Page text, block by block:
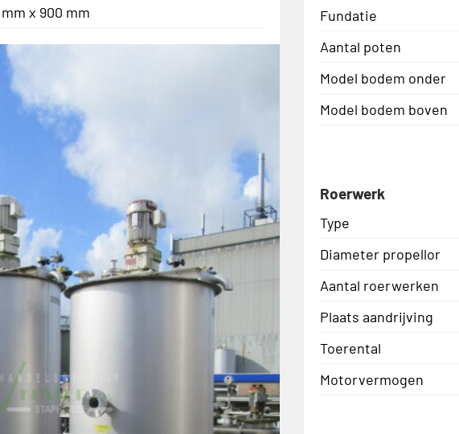
x 900 mm
Fundatie
Aantal poten
Model bodem onder
Model bodem boven
Roerwerk
Type
Diameter propellor
Aantal roerwerken
Plaats aandrijving
Toerental
Motorvermogen